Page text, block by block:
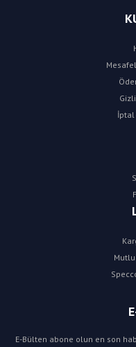
İptal
E-Bülten abone olun en son